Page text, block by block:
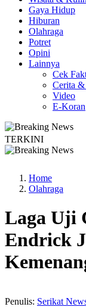
Gaya Hidup
Hiburan
Olahraga
Potret
Opini
Lainnya
Cek
Cerita &
Video
E-Koran
TERKINI
Home
Olahraga
Laga Uji
Endrick
Penulis: Serikat